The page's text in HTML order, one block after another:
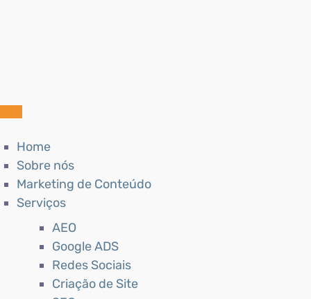
Home
Sobre nós
Marketing de Conteúdo
Serviços
AEO
Google ADS
Redes Sociais
Criação de Site